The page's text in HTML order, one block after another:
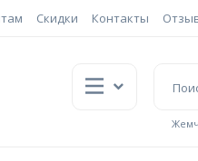
Скидки Контакты